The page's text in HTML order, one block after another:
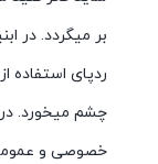
بر میگردد. در
ردپای استفاده
چشم میخورد.
خصوصی و